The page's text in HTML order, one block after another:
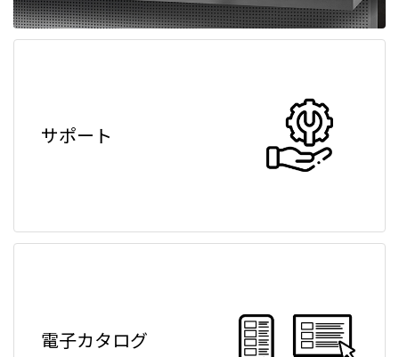
サポート
電子カタログ